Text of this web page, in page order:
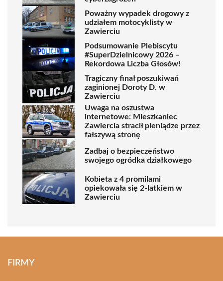
Poważny wypadek drogowy z
udziałem motocyklisty w
Zawierciu
Podsumowanie Plebiscytu
#SuperDzielnicowy 2026 –
Rekordowa Liczba Głosów!
Tragiczny finał poszukiwań
zaginionej Doroty D. w
Zawierciu
Uwaga na oszustwa
internetowe: Mieszkaniec
Zawiercia stracił pieniądze przez
fałszywą stronę
Zadbaj o bezpieczeństwo
swojego ogródka działkowego
Kobieta z 4 promilami
opiekowała się 2-latkiem w
Zawierciu
FIRMY